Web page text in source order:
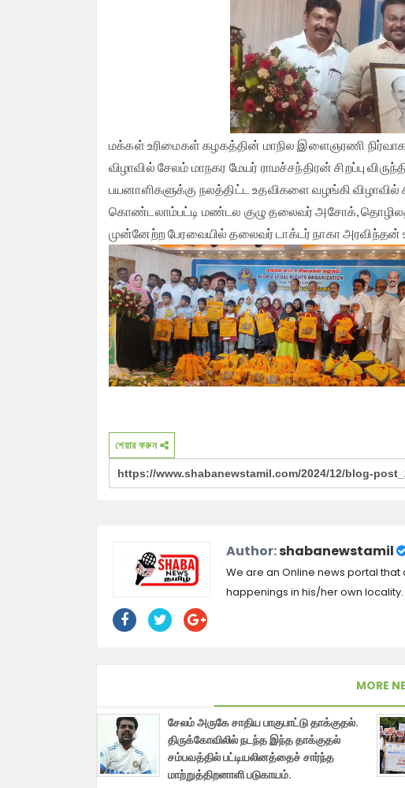
முதலமைச்சர் தீர்க்கமாக வலியுறுத்த தமிழக
விவசாயிகள் சங்க மாநில தலைவர் வேலுச்சாமி
வேண்டுகோள்.
நினைவாகவும் மொத்தம் ரூ. 22,500 ரொக்கப் பரிசு
வழங்கப்பட்டது.
மக்கள் உரிமைகள் கழகத்தின் மாநில இளைஞரணி
விழாவில் சேலம் மாநகர மேயர் ராமச்சந்திரன் சிறப்பு
பயனாளிகளுக்கு நலத்திட்ட உதவிகளை வழங்கி விழாவில்
கொண்டலாம்பட்டி மண்டல குழு தலைவர் அசோக்,
முன்னேற்ற பேரவையில் தலைவர் டாக்டர் நாகா
শেয়ার করুন
Author:shabanewstamil
We are an Online news portal
happenings in his/her own locality.
MORE
சேலம் அருகே சாதிய பாகுபாட்டு தாக்குதல்.
திருக்கோவிலில் நடந்த இந்த தாக்குதல்
சம்பவத்தில் பட்டியலினத்தைச் சார்ந்த
மாற்றுத்திறனாளி படுகாயம்.